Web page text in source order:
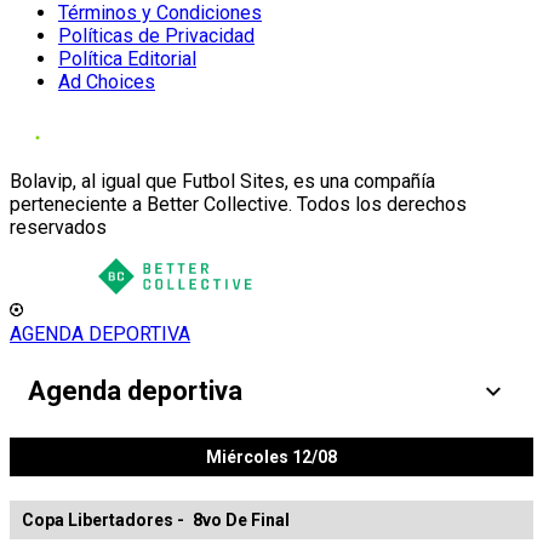
Términos y Condiciones
Políticas de Privacidad
Política Editorial
Ad Choices
Bolavip, al igual que Futbol Sites, es una compañía
perteneciente a Better Collective. Todos los derechos
reservados
AGENDA DEPORTIVA
Agenda deportiva
Miércoles 12/08
Copa Libertadores - 8vo De Final